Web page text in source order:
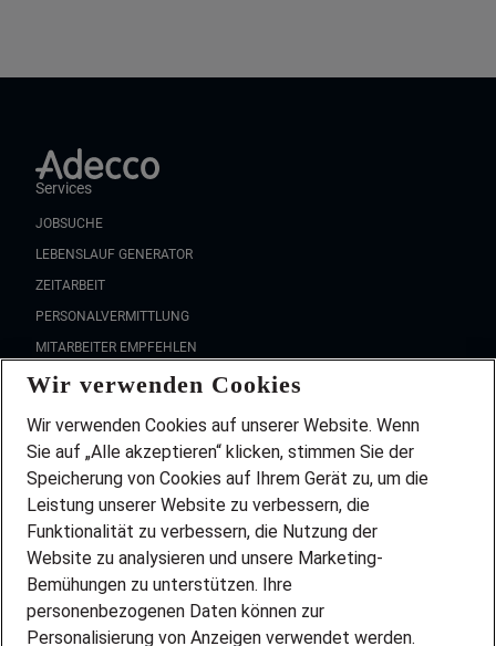
Services
JOBSUCHE
LEBENSLAUF GENERATOR
ZEITARBEIT
PERSONALVERMITTLUNG
MITARBEITER EMPFEHLEN
FAQ
Wir stellen ein!
DEINE BERUFSGRUPPE
DEINE LEBENSSITUATION
PARTNERSHIP WITH AIRBUS
INITIATIV BEWERBEN
ÜBER UNS
STANDORTE
Wir verwenden Cookies
Wir verwenden Cookies auf unserer Website. Wenn
Sie auf „Alle akzeptieren“ klicken, stimmen Sie der
Speicherung von Cookies auf Ihrem Gerät zu, um die
Leistung unserer Website zu verbessern, die
Funktionalität zu verbessern, die Nutzung der
Website zu analysieren und unsere Marketing-
Bemühungen zu unterstützen. Ihre
personenbezogenen Daten können zur
Personalisierung von Anzeigen verwendet werden.